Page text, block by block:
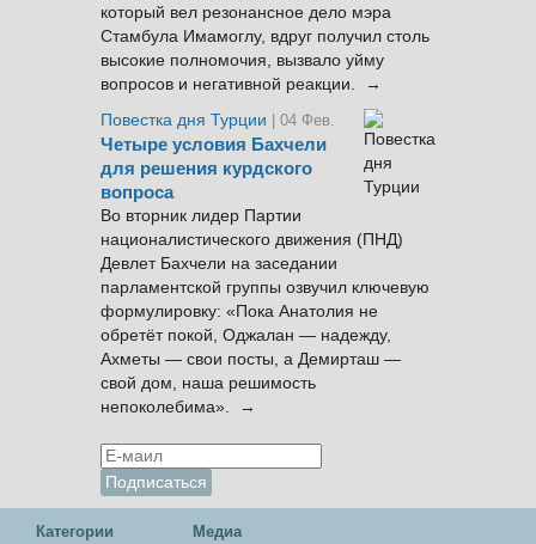
который вел резонансное дело мэра
Стамбула Имамоглу, вдруг получил столь
высокие полномочия, вызвало уйму
вопросов и негативной реакции. →
Повестка дня Турции
| 04 Фев.
Четыре условия Бахчели
для решения курдского
вопроса
Во вторник лидер Партии
националистического движения (ПНД)
Девлет Бахчели на заседании
парламентской группы озвучил ключевую
формулировку: «Пока Анатолия не
обретёт покой, Оджалан — надежду,
Ахметы — свои посты, а Демирташ —
свой дом, наша решимость
непоколебима». →
Категории Медиа